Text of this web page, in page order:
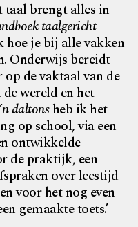
taal brengt alles in
taalgericht
je bij alle vakken
Onderwijs bereidt
de vaktaal van de
wereld en het
daltonsheb ik het
op school, via een
ontwikkelde
de praktijk, een
over leestijd
voor het nog even
gemaakte toets.’